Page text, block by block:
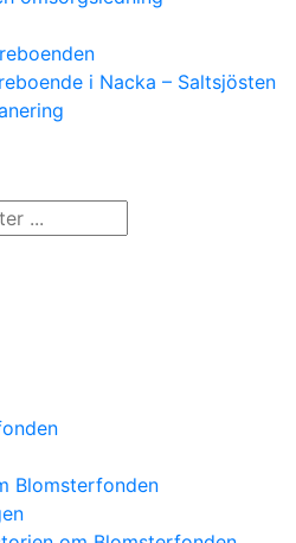
i Nacka – Saltsjösten
Blomsterfonden